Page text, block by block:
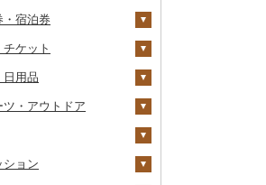
宮崎牛
その他牛肉（精肉）
ブリ
ほっけ
その他鮮魚
ジャム
その他缶詰・瓶詰
他加工品
ケチャップ
こしょう
その他調味料
・空調家電
チン家電
器具
コン・周辺機器
オーディオ・カメラ
・健康家電
・宿泊券
券
JTBふるさと旅行クー
その他旅行券
券
ケット
商品券
券
・サウナ・スパ利用
日用品
・インテリア
机・テーブル
布団
ル
ツ・アウトドア
フ
ゴルフボール
ンケア
ション